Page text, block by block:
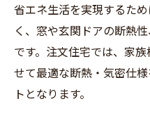
省エネ生活を実現するた
く、窓や玄関ドアの断熱
です。注文住宅では、家
せて最適な断熱・気密仕
トとなります。